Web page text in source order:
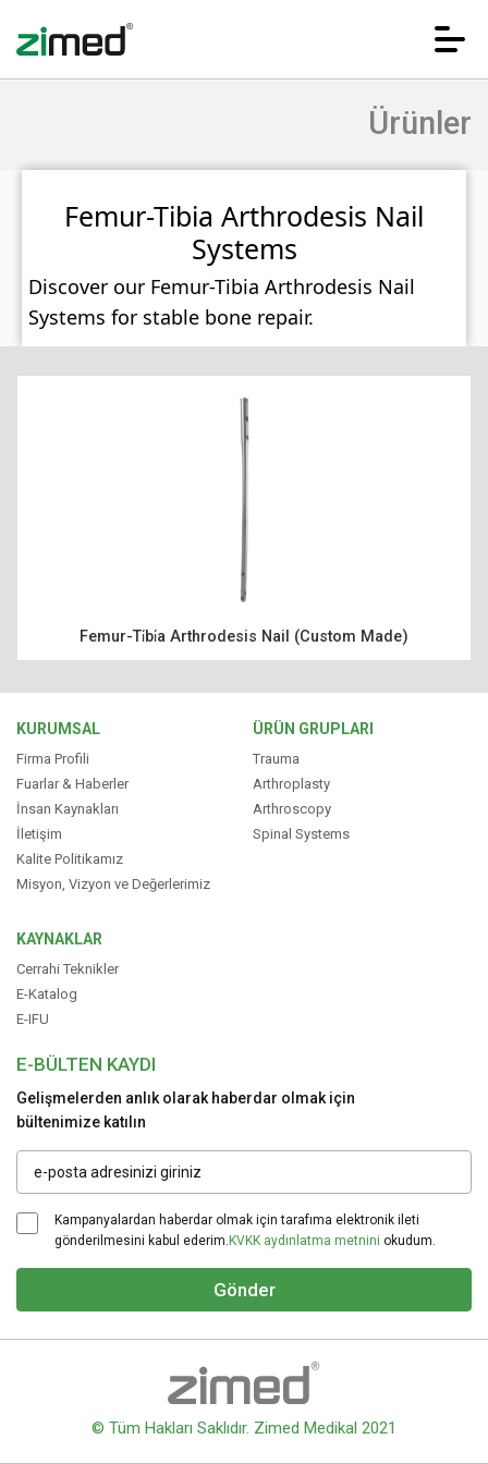
ANA SAYFA
KURUMSAL
KAYNAKLAR
Ürünler
Femur-Tibia Arthrodesis Nail
Systems
Discover our Femur-Tibia Arthrodesis Nail
Systems for stable bone repair.
Femur-Ti̇bi̇a Arthrodesis Nail (Custom Made)
KURUMSAL
Firma Profili
Fuarlar & Haberler
İnsan Kaynakları
İletişim
Kalite Politikamız
Misyon, Vizyon ve Değerlerimiz
ÜRÜN GRUPLARI
Trauma
Arthroplasty
Arthroscopy
Spinal Systems
KAYNAKLAR
Cerrahi Teknikler
E-Katalog
E-IFU
E-BÜLTEN KAYDI
Gelişmelerden anlık olarak haberdar olmak için
bültenimize katılın
Kampanyalardan haberdar olmak için tarafıma elektronik ileti
gönderilmesini kabul ederim. KVKK aydınlatma metnini okudum.
Gönder
© Tüm Hakları Saklıdır. Zimed Medikal 2021